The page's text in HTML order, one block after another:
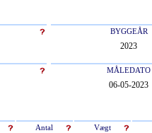
BYGGEÅR
2023
MÅLEDATO
06-05-2023
Antal Vægt